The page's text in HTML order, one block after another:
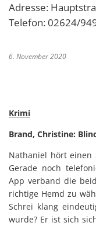
Adresse:
Telefon: 02624/
6. November 2020
Krimi
Brand, Christine:
Nathaniel hört einen
Gerade noch
App verband die
richtige Hemd zu
Schrei klang
wurde? Er ist sich